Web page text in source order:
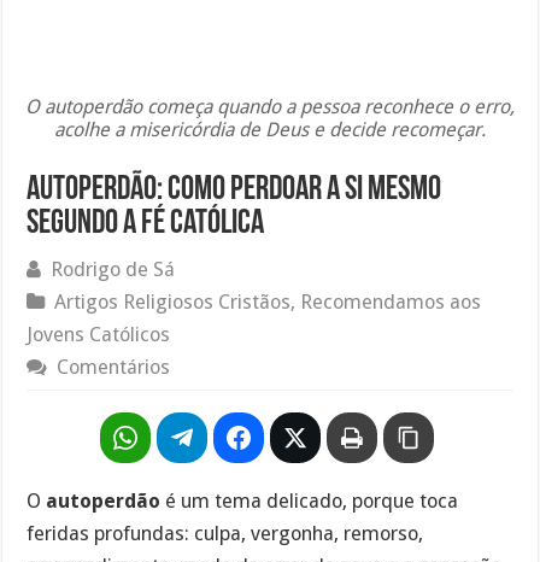
O autoperdão começa quando a pessoa reconhece o erro,
acolhe a misericórdia de Deus e decide recomeçar.
Autoperdão: Como Perdoar a Si Mesmo
Segundo a Fé Católica
Rodrigo de Sá
Artigos Religiosos Cristãos, Recomendamos aos
Jovens Católicos
Comentários
O autoperdão é um tema delicado, porque toca
feridas profundas: culpa, vergonha, remorso,